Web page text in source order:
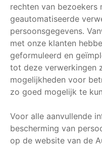
rechten van
geautomatiseerde
persoonsgegevens.
met onze klanten
geformuleerd en
tot deze verwerkingen
mogelijkheden voor
zo goed mogelijk te
Voor alle aanvullende
bescherming van
op de website van de